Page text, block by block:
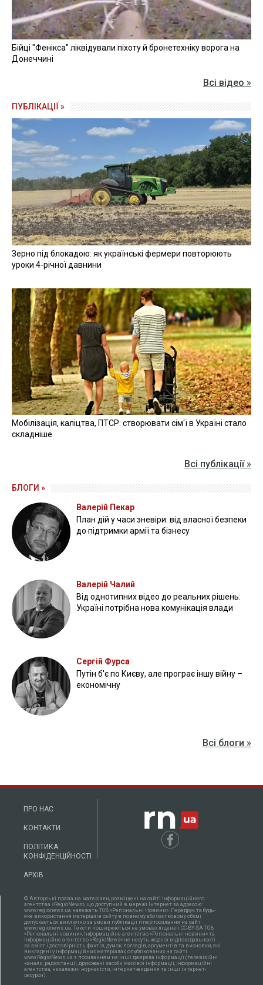
Бійці "Фенікса" ліквідували піхоту й бронетехніку ворога на
Донеччині
Всі відео »
ПУБЛІКАЦІЇ »
Зерно під блокадою: як українські фермери повторюють
уроки 4-річної давнини
Мобілізація, каліцтва, ПТСР: створювати сім'ї в Україні стало
складніше
Всі публікації »
БЛОГИ »
Валерій Пекар
План дій у часи зневіри: від власної безпеки
до підтримки армії та бізнесу
Валерій Чалий
Від однотипних відео до реальних рішень:
Україні потрібна нова комунікація влади
Сергій Фурса
Путін б'є по Києву, але програє іншу війну –
економічну
Всі блоги »
ПРО НАС
КОНТАКТИ
ПОЛІТИКА
КОНФІДЕНЦІЙНОСТІ
АРХІВ
© Авторські права на матеріали, розміщені на сайті Інформаційного
агентства «RegioNews», що доступний в мережі Інтернет за адресою:
www.regionews.ua належать ТОВ «Регіональні Новини». Передрук та будь-
яке використання матеріалів сайту в повному або частковому об'ємі
допускається виключно за умови публікації гіперпосилання на сайт
www.regionews.ua. Тексти поширюються нa умовах ліцензії CC-BY-SA ТОВ
«Регіональні новини», Інформаційне агентство «Регіональні новини» та
Інформаційне агентство «RegioNews» не несуть жодної відповідальності
за зміст і достовірність фактів, думок, поглядів, аргументів та висновки, які
викладені у інформаційних матеріалах, опублікованих на сайті
www.RegioNews.ua з посиланням на інші джерела інформації (телевізійні
канали, радіостанції, друковані засоби масової інформації, інформаційні
агентства, незалежні журналісти, інтернет-видання та інші інтернет-
ресурси).